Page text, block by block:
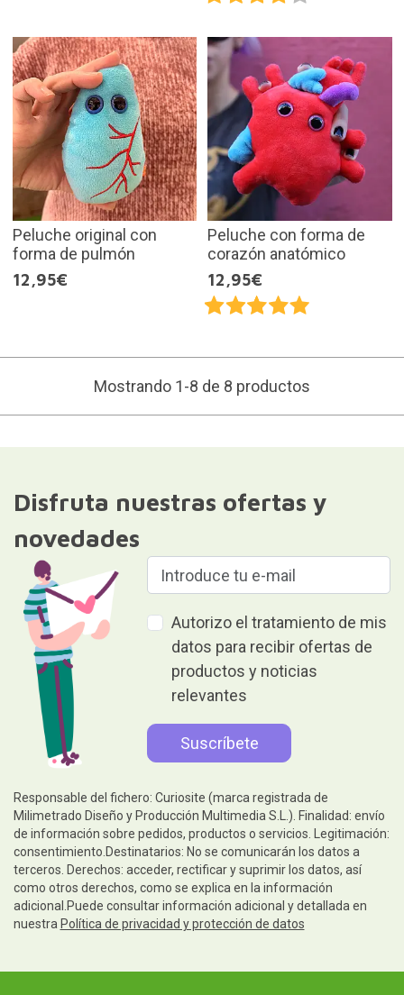
Peluche original con
forma de pulmón
12,95€
Peluche con forma de
corazón anatómico
12,95€
Mostrando 1-8 de 8 productos
Disfruta nuestras ofertas y
novedades
Autorizo el tratamiento de mis
datos para recibir ofertas de
productos y noticias
relevantes
Responsable del fichero: Curiosite (marca registrada de
Milimetrado Diseño y Producción Multimedia S.L.). Finalidad: envío
de información sobre pedidos, productos o servicios. Legitimación:
consentimiento.Destinatarios: No se comunicarán los datos a
terceros. Derechos: acceder, rectificar y suprimir los datos, así
como otros derechos, como se explica en la información
adicional.Puede consultar información adicional y detallada en
nuestra Política de privacidad y protección de datos